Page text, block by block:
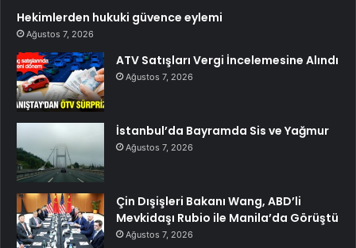
Hekimlerden hukuki güvence eylemi
Ağustos 7, 2026
ATV Satışları Vergi İncelemesine Alındı
Ağustos 7, 2026
İstanbul’da Bayramda Sis ve Yağmur
Ağustos 7, 2026
Çin Dışişleri Bakanı Wang, ABD’li
Mevkidaşı Rubio ile Manila’da Görüştü
Ağustos 7, 2026